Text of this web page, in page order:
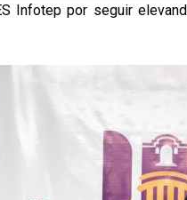
Infotep por seguir